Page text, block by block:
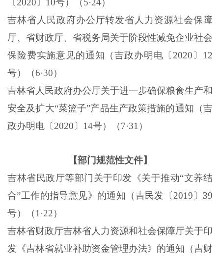
〔2020〕 10号）（5·24）
吉林省人民政府办公厅转发省人力资源社会保障
厅、省财政厅、省税务局关于阶段性减免企业社会
保险费实施意见的通知（吉政办明电〔2020〕 12
号）（6·30）
吉林省人民政府办公厅关于进一步确保粮食生产和
安全及扩大“菜篮子”产品生产政策措施的通知（吉
政办明电〔2020〕 14号）（7·31 ）
【部门规范性文件】
吉林省民政厅等部门关于印发《关于推动“文养结
合”工作的指导意见》的通知（吉民发〔2019〕 39
号）（1 ·22）
吉林省财政厅吉林省人力资源和社会保障厅关于印
发《吉林省就业补助资金管理办法》的通知（吉财